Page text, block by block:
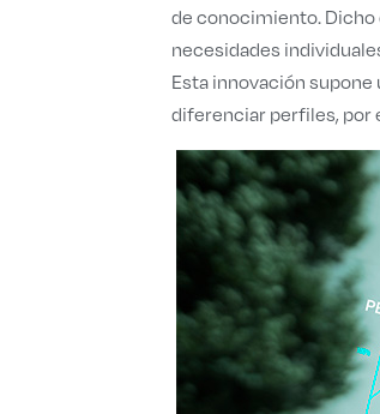
de conocimiento. Dicho
necesidades
Esta innovación
diferenciar perfiles, por